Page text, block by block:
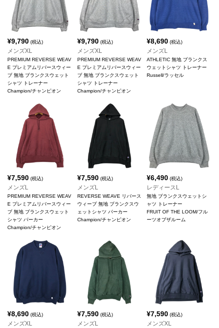
¥9,790 (税込)
メンズXL
PREMIUM REVERSE WEAV
E プレミアムリバースウィー
ブ 無地 ブランクスウェット
シャツ トレーナー
Champion/チャンピオン
¥9,790(税込)
メンズXL
PREMIUM REVERSE WEAV
E プレミアムリバースウィー
ブ 無地 ブランクスウェット
シャツ トレーナー
Champion/チャンピオン
¥8,690 (税込)
メンズL
ATHLETIC 無地 ブランクス
ウェットシャツ トレーナー
Russell/ラッセル
¥7,590 (税込)
メンズL
PREMIUM REVERSE WEAV
E プレミアムリバースウィー
ブ 無地 ブランクスウェット
シャツ パーカー
Champion/チャンピオン
¥7,590(税込)
メンズL
REVERSE WEAVE リバース
ウィーブ 無地 ブランクスウ
ェットシャツ パーカー
Champion/チャンピオン
¥6,490 (税込)
レディースL
無地 ブランクスウェットシ
ャツ トレーナー
FRUIT OF THE LOOM/フル
ーツオブザルーム
¥8,690 (税込)
メンズXL
¥7,590(税込)
メンズL
¥7,590 (税込)
メンズXL